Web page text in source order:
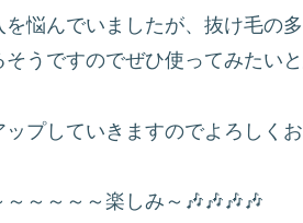
悩んでいましたが、抜け毛の
うですのでぜひ使ってみたいと
プしていきますのでよろしくお
～～～～楽しみ～🎶🎶🎶🎶